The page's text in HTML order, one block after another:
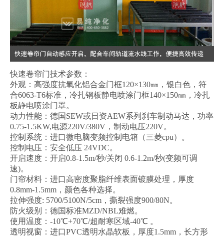
快速卷帘门技术参数：
外观：高强度抗氧化铝合金门框120×130㎜，银白色，符
合6063-T6标准，冷扎钢板静电喷涂门框140×150㎜，冷扎
板静电喷涂门罩。
动力性能：德国SEW或日资AEW系列刹车制动马达，功率
0.75-1.5KW,电源220V/380V，制动电压220V。
控制系统：进口微电脑变频控制电箱（三菱cpu）。
控制电压：安全低压 24VDC。
开启速度：开启0.8-1.5m/秒/关闭 0.6-1.2m/秒(变频可调
速)。
门帘材料：进口高密度聚脂纤维表面镀膜处理，厚度
0.8mm-1.5mm，颜色各种选择。
拉伸强度: 5700/5100N/5cm，撕裂强度900/80N。
防火级别：德国标准MZD/NBL难燃。
使用温度：-10℃+70℃/超耐寒区域-40℃ 。
透明视窗：进口PVC透明水晶软板，厚度1.5mm，长方形